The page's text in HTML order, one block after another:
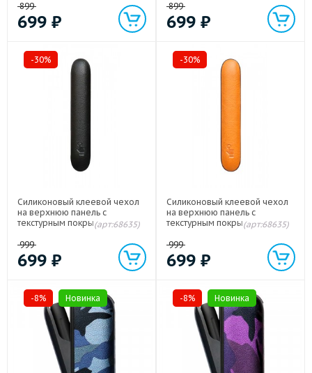
899
699 ₽
899
699 ₽
-30%
Силиконовый клеевой чехол
на верхнюю панель с
текстурным покрытием Кожа
(арт:68635)
999
699 ₽
-30%
Силиконовый клеевой чехол
на верхнюю панель с
текстурным покрытием Кожа
(арт:68635)
999
699 ₽
-8% Новинка -8% Новинка